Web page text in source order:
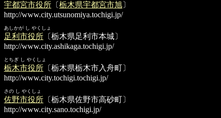
宇都宮市役所 〔栃木県宇都宮市旭〕
http://www.city.utsunomiya.tochigi.jp/
あしかが し やくしょ
足利市役所 〔栃木県足利市本城〕
http://www.city.ashikaga.tochigi.jp/
とちぎ し やくしょ
栃木市役所 〔栃木県栃木市入舟町〕
http://www.city.tochigi.tochigi.jp/
さの し やくしょ
佐野市役所 〔栃木県佐野市高砂町〕
http://www.city.sano.tochigi.jp/